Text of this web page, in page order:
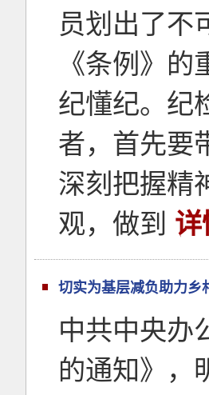
员划出了不
《条例》
纪懂纪。纪
者，首先要
深刻把握精
观，做到 详
切实为基层减负助力乡
中共中央办
的通知》，